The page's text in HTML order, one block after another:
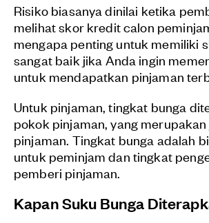
Risiko biasanya dinilai ketika
melihat skor kredit calon
mengapa penting untuk memiliki
sangat baik jika Anda ingin
untuk mendapatkan pinjaman
Untuk pinjaman, tingkat bunga
pokok pinjaman, yang
pinjaman. Tingkat bunga adalah
untuk peminjam dan tingkat
pemberi pinjaman.
Kapan Suku Bunga